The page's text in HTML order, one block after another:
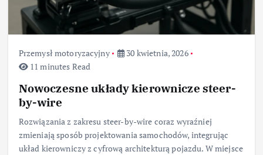
Przemysł motoryzacyjny
30 kwietnia, 2026
11 minutes Read
Nowoczesne układy kierownicze steer-
by-wire
Rozwiązania z zakresu steer-by-wire coraz wyraźniej
zmieniają sposób projektowania samochodów, integrując
układ kierowniczy z cyfrową architekturą pojazdu. W miejsce